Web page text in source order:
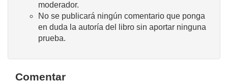
moderador.
No se publicará ningún comentario que ponga
en duda la autoría del libro sin aportar ninguna
prueba.
Comentar